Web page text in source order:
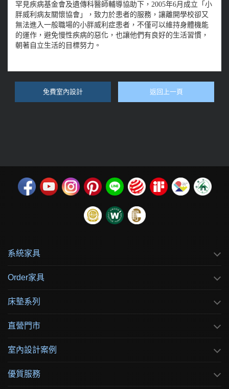
罕見疾病基金會及遺傳科醫師輔導協助下，2005年6月成立「小
胖威利病友關懷協會」，致力於患者的服務，讓離開學校卻又
無法進入一般職場的小胖威利症患者，不僅可以維持身體機能
的運作，避免慢性疾病的惡化，也讓他們有良好的生活習慣，
朝著自立生活的目標努力。
免費室內設計 返回上一頁
系統家具
Order家具
床墊系列
直營門市
室內設計案例
優質服務